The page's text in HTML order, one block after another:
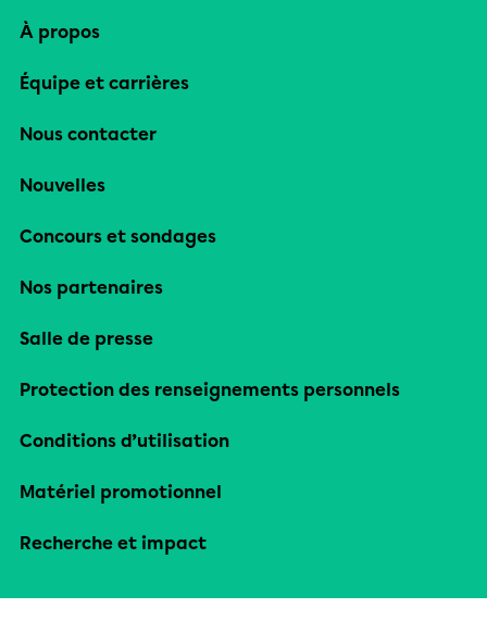
À propos
Équipe et carrières
Nous contacter
Nouvelles
Concours et sondages
Nos partenaires
Salle de presse
Protection des renseignements personnels
Conditions d’utilisation
Matériel promotionnel
Recherche et impact